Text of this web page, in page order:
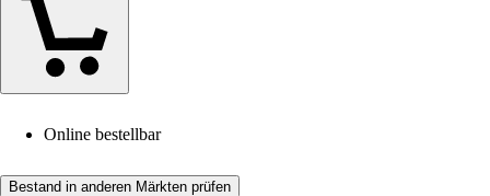
Online bestellbar
Bestand in anderen Märkten prüfen